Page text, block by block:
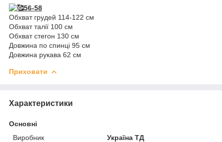
56-58
Обхват грудей 114-122 см
Обхват талії 100 см
Обхват стегон 130 см
Довжина по спинці 95 см
Довжина рукава 62 см
Приховати
Характеристики
Основні
Виробник
Україна ТД